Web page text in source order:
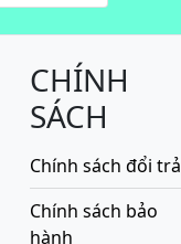
CHÍNH
SÁCH
Chính sách đổi trả
Chính sách bảo
hành